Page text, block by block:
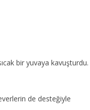
bir yuvaya kavuşturdu.
de desteğiyle